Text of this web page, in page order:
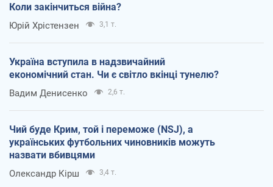
Коли закінчиться війна?
Юрій Хрістензен 3,1 т.
Україна вступила в надзвичайний
економічний стан. Чи є світло вкінці тунелю?
Вадим Денисенко 2,6 т.
Чий буде Крим, той і переможе (NSJ), а
українських футбольних чиновників можуть
назвати вбивцями
Олександр Кірш 3,4 т.